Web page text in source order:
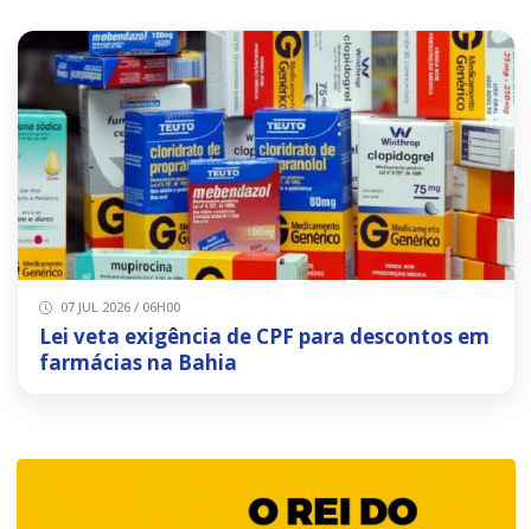
07 JUL 2026 / 06H00
Lei veta exigência de CPF para descontos em
farmácias na Bahia